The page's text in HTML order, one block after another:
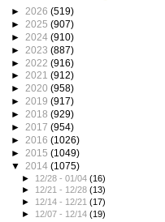
► 2026 (519)
► 2025 (907)
► 2024 (910)
► 2023 (887)
► 2022 (916)
► 2021 (912)
► 2020 (958)
► 2019 (917)
► 2018 (929)
► 2017 (954)
► 2016 (1026)
► 2015 (1049)
▼ 2014 (1075)
► 12/28 - 01/04(16)
► 12/21 - 12/28(13)
► 12/14 - 12/21(17)
► 12/07 - 12/14(19)